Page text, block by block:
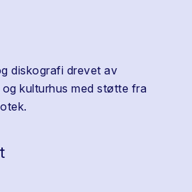
diskografi drevet av
kulturhus med støtte fra